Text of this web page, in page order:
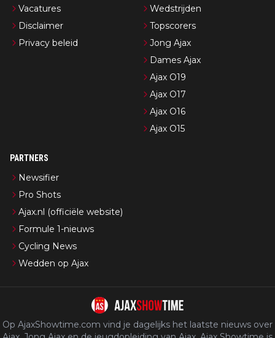
Vacatures
Disclaimer
Privacy beleid
Wedstrijden
Topscorers
Jong Ajax
Dames Ajax
Ajax O19
Ajax O17
Ajax O16
Ajax O15
PARTNERS
Newsifier
Pro Shots
Ajax.nl (officiële website)
Formule 1-nieuws
Cycling News
Wedden op Ajax
Op AjaxShowtime.com vind je dagelijks het laatste nieuws over